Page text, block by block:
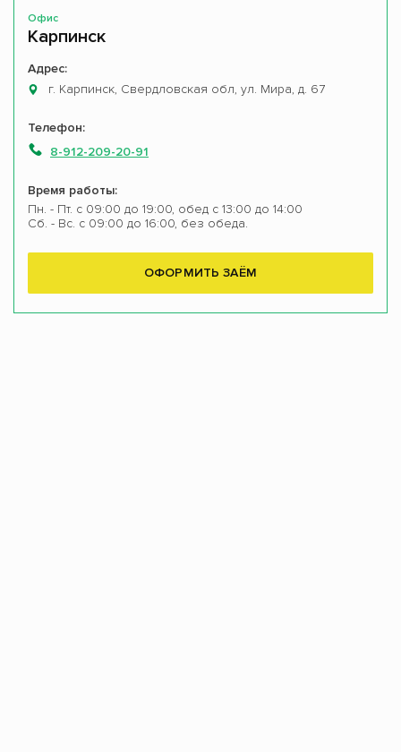
Офис
Карпинск
Адрес:
г. Карпинск, Свердловская обл, ул. Мира, д. 67
Телефон:
8-912-209-20-91
Время работы:
Пн. - Пт. с 09:00 до 19:00, обед с 13:00 до 14:00
Сб. - Вс. с 09:00 до 16:00, без обеда.
ОФОРМИТЬ ЗАЁМ